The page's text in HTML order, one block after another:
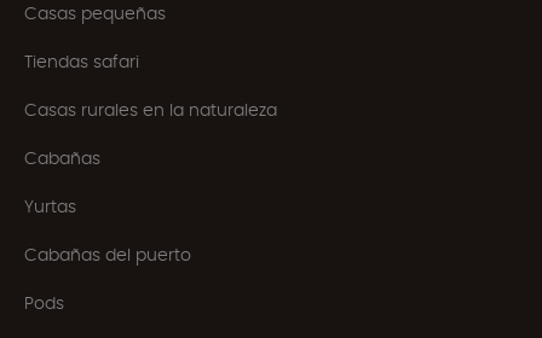
Casas pequeñas
Tiendas safari
Casas rurales en la naturaleza
Cabañas
Yurtas
Cabañas del puerto
Pods